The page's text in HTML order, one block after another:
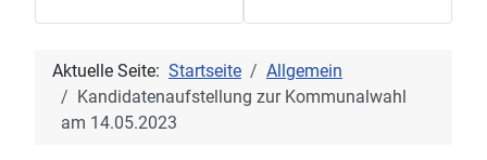
Aktuelle Seite: Startseite
Allgemein
Kandidatenaufstellung zur Kommunalwahl
am 14.05.2023